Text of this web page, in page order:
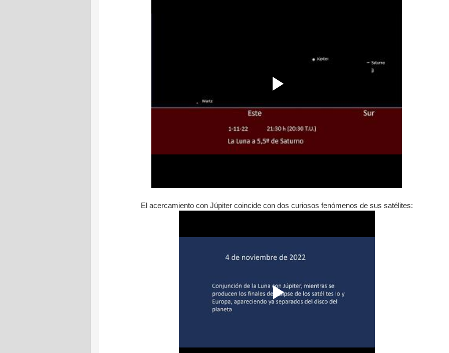
El acercamiento con Júpiter coincide con dos curiosos fenómenos de sus satélites: